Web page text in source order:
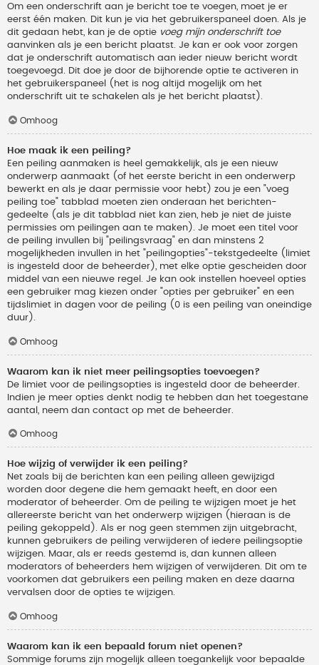
Om een onderschrift aan je bericht toe te voegen, moet je er
eerst één maken. Dit kun je via het gebruikerspaneel doen. Als je
dit gedaan hebt, kan je de optie voeg mijn onderschrift toe
aanvinken als je een bericht plaatst. Je kan er ook voor zorgen
dat je onderschrift automatisch aan ieder nieuw bericht wordt
toegevoegd. Dit doe je door de bijhorende optie te activeren in
het gebruikerspaneel (het is nog altijd mogelijk om het
onderschrift uit te schakelen als je het bericht plaatst).
Omhoog
Hoe maak ik een peiling?
Een peiling aanmaken is heel gemakkelijk, als je een nieuw
onderwerp aanmaakt (of het eerste bericht in een onderwerp
bewerkt en als je daar permissie voor hebt) zou je een "voeg
peiling toe" tabblad moeten zien onderaan het berichten-
gedeelte (als je dit tabblad niet kan zien, heb je niet de juiste
permissies om peilingen aan te maken). Je moet een titel voor
de peiling invullen bij "peilingsvraag" en dan minstens 2
mogelijkheden invullen in het "peilingopties"-tekstgedeelte (limiet
is ingesteld door de beheerder), met elke optie gescheiden door
middel van een nieuwe regel. Je kan ook instellen hoeveel opties
een gebruiker mag kiezen onder "opties per gebruiker" en een
tijdslimiet in dagen voor de peiling (0 is een peiling van oneindige
duur).
Omhoog
Waarom kan ik niet meer peilingsopties toevoegen?
De limiet voor de peilingsopties is ingesteld door de beheerder.
Indien je meer opties denkt nodig te hebben dan het toegestane
aantal, neem dan contact op met de beheerder.
Omhoog
Hoe wijzig of verwijder ik een peiling?
Net zoals bij de berichten kan een peiling alleen gewijzigd
worden door degene die hem gemaakt heeft, en door een
moderator of beheerder. Om de peiling te wijzigen moet je het
allereerste bericht van het onderwerp wijzigen (hieraan is de
peiling gekoppeld). Als er nog geen stemmen zijn uitgebracht,
kunnen gebruikers de peiling verwijderen of iedere peilingsoptie
wijzigen. Maar, als er reeds gestemd is, dan kunnen alleen
moderators of beheerders hem wijzigen of verwijderen. Dit om te
voorkomen dat gebruikers een peiling maken en deze daarna
vervalsen door de opties te wijzigen.
Omhoog
Waarom kan ik een bepaald forum niet openen?
Sommige forums zijn mogelijk alleen toegankelijk voor bepaalde